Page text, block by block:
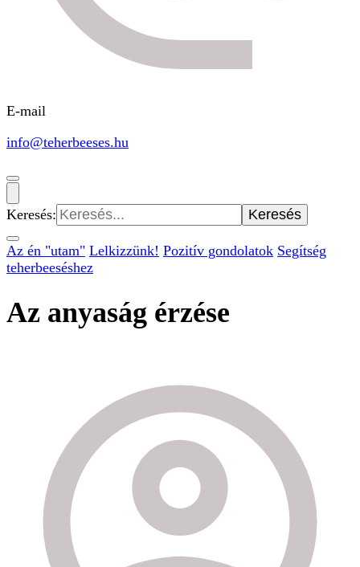
E-mail
info@teherbeeses.hu
Keresés:
Az én "utam" Lelkizzünk! Pozitív gondolatok Segítség
teherbeeséshez
Az anyaság érzése